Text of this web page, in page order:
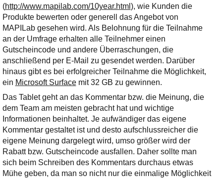
(http://www.mapilab.com/10year.html ), wie Kunden die
Produkte bewerten oder generell das Angebot von
MAPILab gesehen wird. Als Belohnung für die Teilnahme
an der Umfrage erhalten alle Teilnehmer einen
Gutscheincode und andere Überraschungen, die
anschließend per E-Mail zu gesendet werden. Darüber
hinaus gibt es bei erfolgreicher Teilnahme die Möglichkeit,
ein Microsoft Surfacemit 32 GB zu gewinnen.
Das Tablet geht an das Kommentar bzw. die Meinung, die
dem Team am meisten gebracht hat und wichtige
Informationen beinhaltet. Je aufwändiger das eigene
Kommentar gestaltet ist und desto aufschlussreicher die
eigene Meinung dargelegt wird, umso größer wird der
Rabatt bzw. Gutscheincode ausfallen. Daher sollte man
sich beim Schreiben des Kommentars durchaus etwas
Mühe geben, da man so nicht nur die einmalige Möglichkeit